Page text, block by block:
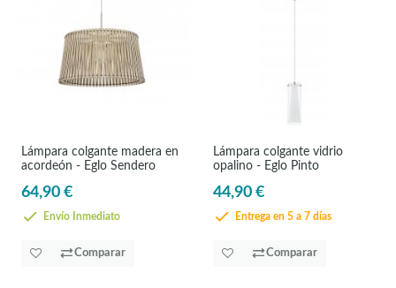
Lámpara colgante madera en
acordeón - Eglo Sendero
64,90 €
Envío Inmediato
Comparar
Lámpara colgante vidrio
opalino - Eglo Pinto
44,90 €
Entrega en 5 a 7 días
Comparar